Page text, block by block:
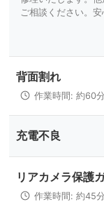
ご相談ください。安
背面割れ
作業時間: 約60
充電不良
リアカメラ保護
作業時間: 約45